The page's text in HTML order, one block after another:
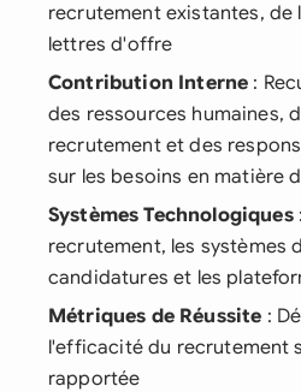
recrutement existantes, de
lettres d'offre
Contribution Interne :
des ressources humaines,
recrutement et des
sur les besoins en matière
Systèmes Technologiques
recrutement, les systèmes
candidatures et les
Métriques de Réussite :
l'efficacité du recrutement
rapportée